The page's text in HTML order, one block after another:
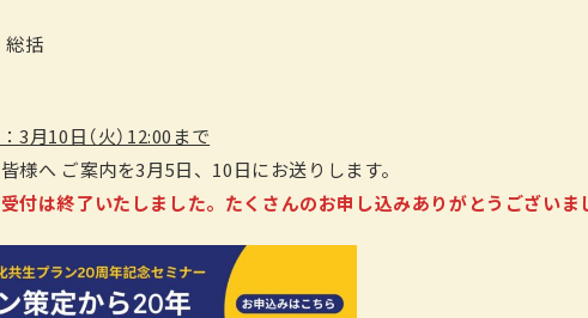
括
3月10日（火）12:00まで
様へ ご案内を3月5日、10日にお送りします。
付は終了いたしました。たくさんのお申し込みありがとうございま